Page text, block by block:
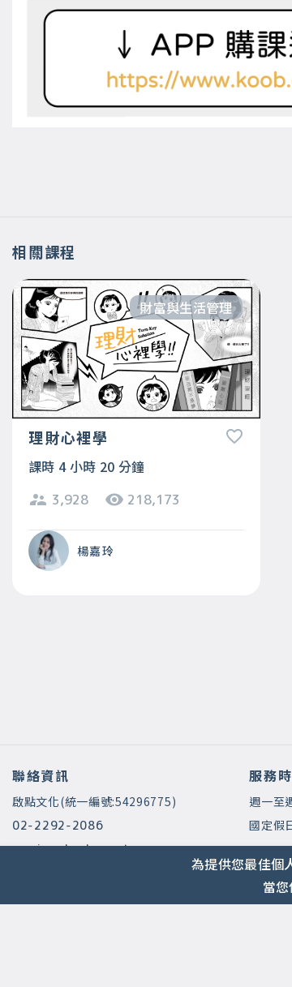
相關課程
財富與生活管理
理財心裡學
課時 4 小時 20 分鐘
3,928 218,173
楊嘉玲
聯絡資訊
啟點文化(統一編號:54296775)
02-2292-2086
service@koob.com.tw
服務
週一至
國定假
隱私
為提供您最佳個
當